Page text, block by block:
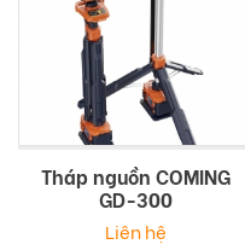
Tháp nguồn COMING
GD-300
Liên hệ